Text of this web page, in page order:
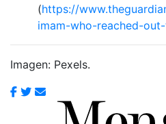
(https://
imam-who-reached-
Imagen: Pexels.